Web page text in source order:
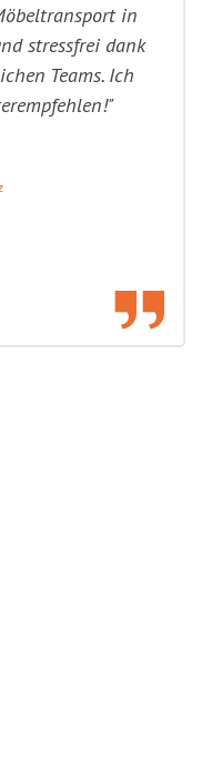
in
stressfrei dank
Teams. Ich